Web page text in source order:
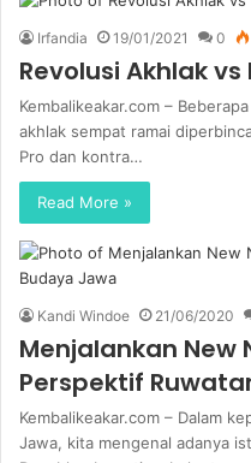
Irfandia 19/01/2021 0
Revolusi Akhlak vs
Kembalikeakar.com –
akhlak sempat ramai
Pro dan kontra…
Read More »
Kandi Windoe 21/06/2020
Menjalankan New
Perspektif
Kembalikeakar.com – Dalam
Jawa, kita mengenal adanya